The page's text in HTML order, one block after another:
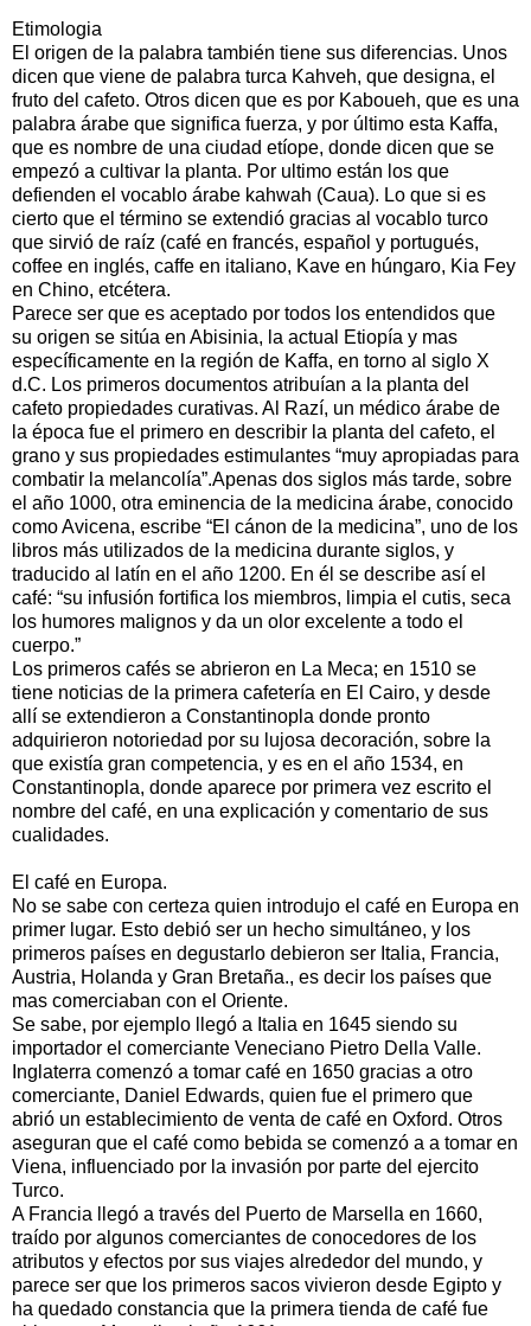
Etimologia
El origen de la palabra también tiene sus diferencias. Unos
dicen que viene de palabra turca Kahveh, que designa, el
fruto del cafeto. Otros dicen que es por Kaboueh, que es una
palabra árabe que significa fuerza, y por último esta Kaffa,
que es nombre de una ciudad etíope, donde dicen que se
empezó a cultivar la planta. Por ultimo están los que
defienden el vocablo árabe kahwah (Caua). Lo que si es
cierto que el término se extendió gracias al vocablo turco
que sirvió de raíz (café en francés, español y portugués,
coffee en inglés, caffe en italiano, Kave en húngaro, Kia Fey
en Chino, etcétera.
Parece ser que es aceptado por todos los entendidos que
su origen se sitúa en Abisinia, la actual Etiopía y mas
específicamente en la región de Kaffa, en torno al siglo X
d.C. Los primeros documentos atribuían a la planta del
cafeto propiedades curativas. Al Razí, un médico árabe de
la época fue el primero en describir la planta del cafeto, el
grano y sus propiedades estimulantes “muy apropiadas para
combatir la melancolía”.Apenas dos siglos más tarde, sobre
el año 1000, otra eminencia de la medicina árabe, conocido
como Avicena, escribe “El cánon de la medicina”, uno de los
libros más utilizados de la medicina durante siglos, y
traducido al latín en el año 1200. En él se describe así el
café: “su infusión fortifica los miembros, limpia el cutis, seca
los humores malignos y da un olor excelente a todo el
cuerpo.”
Los primeros cafés se abrieron en La Meca; en 1510 se
tiene noticias de la primera cafetería en El Cairo, y desde
allí se extendieron a Constantinopla donde pronto
adquirieron notoriedad por su lujosa decoración, sobre la
que existía gran competencia, y es en el año 1534, en
Constantinopla, donde aparece por primera vez escrito el
nombre del café, en una explicación y comentario de sus
cualidades.
El café en Europa.
No se sabe con certeza quien introdujo el café en Europa en
primer lugar. Esto debió ser un hecho simultáneo, y los
primeros países en degustarlo debieron ser Italia, Francia,
Austria, Holanda y Gran Bretaña., es decir los países que
mas comerciaban con el Oriente.
Se sabe, por ejemplo llegó a Italia en 1645 siendo su
importador el comerciante Veneciano Pietro Della Valle.
Inglaterra comenzó a tomar café en 1650 gracias a otro
comerciante, Daniel Edwards, quien fue el primero que
abrió un establecimiento de venta de café en Oxford. Otros
aseguran que el café como bebida se comenzó a a tomar en
Viena, influenciado por la invasión por parte del ejercito
Turco.
A Francia llegó a través del Puerto de Marsella en 1660,
traído por algunos comerciantes de conocedores de los
atributos y efectos por sus viajes alrededor del mundo, y
parece ser que los primeros sacos vivieron desde Egipto y
ha quedado constancia que la primera tienda de café fue